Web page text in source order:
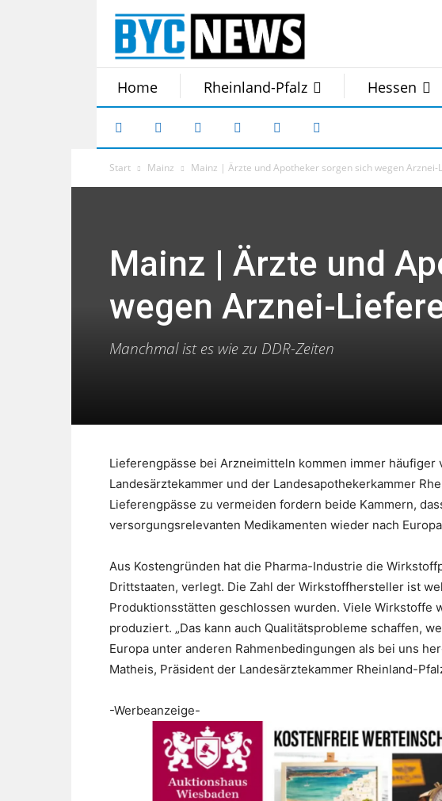
Home Rheinland-Pfalz Hessen
Start Mainz Mainz | Ärzte und Apotheker sorgen sich wegen Arznei-
Mainz | Ärzte und
wegen Arznei-
Manchmal ist es wie zu DDR-Zeiten
Lieferengpässe bei Arzneimitteln kommen immer häufiger
Landesärztekammer und der Landesapothekerkammer
Lieferengpässe zu vermeiden fordern beide Kammern,
versorgungsrelevanten Medikamenten wieder nach
Aus Kostengründen hat die Pharma-Industrie die
Drittstaaten, verlegt. Die Zahl der Wirkstoffhersteller ist
Produktionsstätten geschlossen wurden. Viele Wirkstoffe
produziert. „Das kann auch Qualitätsprobleme schaffen,
Europa unter anderen Rahmenbedingungen als bei uns
Matheis, Präsident der Landesärztekammer Rheinland-
-Werbeanzeige-